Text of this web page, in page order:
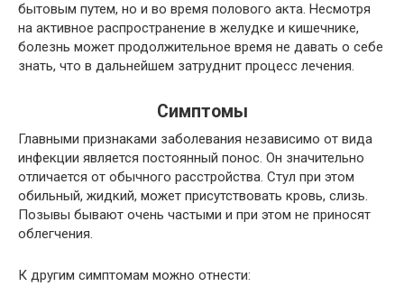
бытовым путем, но и во время полового акта. Несмотря
на активное распространение в желудке и кишечнике,
болезнь может продолжительное время не давать о себе
знать, что в дальнейшем затруднит процесс лечения.
Симптомы
Главными признаками заболевания независимо от вида
инфекции является постоянный понос. Он значительно
отличается от обычного расстройства. Стул при этом
обильный, жидкий, может присутствовать кровь, слизь.
Позывы бывают очень частыми и при этом не приносят
облегчения.
К другим симптомам можно отнести: